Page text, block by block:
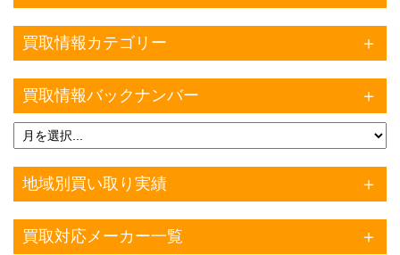
買取情報カテゴリー
買取情報バックナンバー
地域別買い取り実績
買取対応メーカー一覧